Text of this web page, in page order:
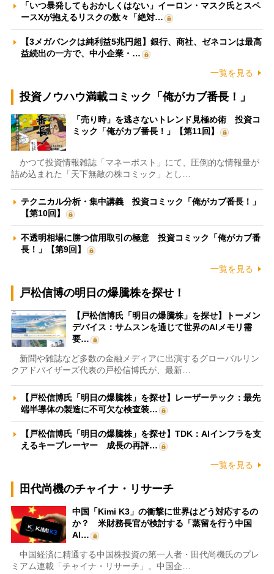
「いつ暴発してもおかしくはない」イーロン・マスク氏とスペ
ースXが抱えるリスクの数々「絶対…
【3メガバンクは純利益5兆円超】銀行、商社、ゼネコンは最高
益続出の一方で、中小企業・…
一覧を見る
投資ノウハウ満載コミック「俺がカブ番長！」
「売り時」を逃さないトレンド見極め術 投資コ
ミック「俺がカブ番長！」【第11回】
かつて投資情報雑誌「マネーポスト」にて、圧倒的な情報量が
詰め込まれた「天下無敵の株コミック」とし…
テクニカル分析・集中講義 投資コミック「俺がカブ番長！」
【第10回】
不透明相場に勝つ信用取引の極意 投資コミック「俺がカブ番
長！」【第9回】
一覧を見る
戸松信博の明日の爆騰株を探せ！
【戸松信博氏「明日の爆騰株」を探せ】トーメン
デバイス：サムスンを通じて世界のAIメモリ需
要…
新聞や雑誌など多数の金融メディアに出演するグローバルリン
クアドバイザーズ代表の戸松信博氏が、最新…
【戸松信博氏「明日の爆騰株」を探せ】レーザーテック：最先
端半導体の製造に不可欠な検査装…
【戸松信博氏「明日の爆騰株」を探せ】TDK：AIインフラを支
えるキープレーヤー 成長の再評…
一覧を見る
田代尚機のチャイナ・リサーチ
中国「Kimi K3」の衝撃に世界はどう対応するの
か？ 米財務長官が検討する「蒸留を行う中国
AI…
中国経済に精通する中国株投資の第一人者・田代尚機氏のプレ
ミアム連載「チャイナ・リサーチ」。中国企…